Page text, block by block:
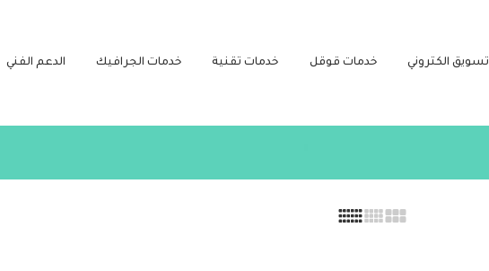
تسويق الكتروني خدمات قوقل خدمات تقنية خدمات الجرافيك الدعم الفني